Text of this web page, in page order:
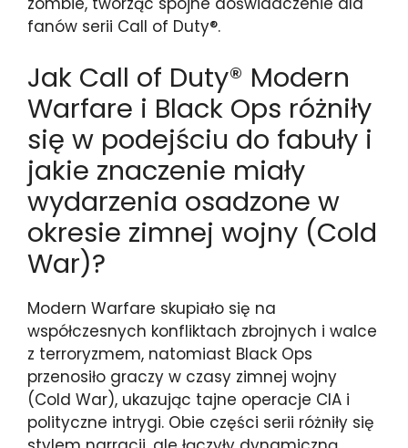
fanów serii Call of Duty®.
Jak Call of Duty® Modern
Warfare i Black Ops różniły
się w podejściu do fabuły i
jakie znaczenie miały
wydarzenia osadzone w
okresie zimnej wojny (Cold
War)?
Modern Warfare skupiało się na
współczesnych konfliktach zbrojnych i walce
z terroryzmem, natomiast Black Ops
przenosiło graczy w czasy zimnej wojny
(Cold War), ukazując tajne operacje CIA i
polityczne intrygi. Obie części serii różniły się